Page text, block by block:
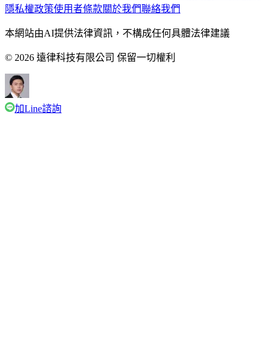
隱私權政策使用者條款關於我們聯絡我們
本網站由AI提供法律資訊，不構成任何具體法律建議
© 2026 遠律科技有限公司 保留一切權利
加Line諮詢